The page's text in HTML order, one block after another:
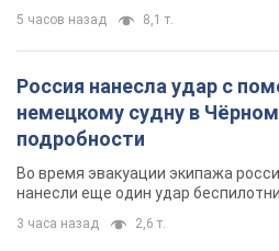
5 часов назад 8,1 т.
Россия нанесла удар с
немецкому судну в
подробности
Во время эвакуации экипажа
нанесли еще один удар
3 часа назад 2,6 т.